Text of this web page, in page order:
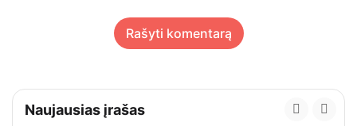
Rašyti komentarą
Naujausias įrašas